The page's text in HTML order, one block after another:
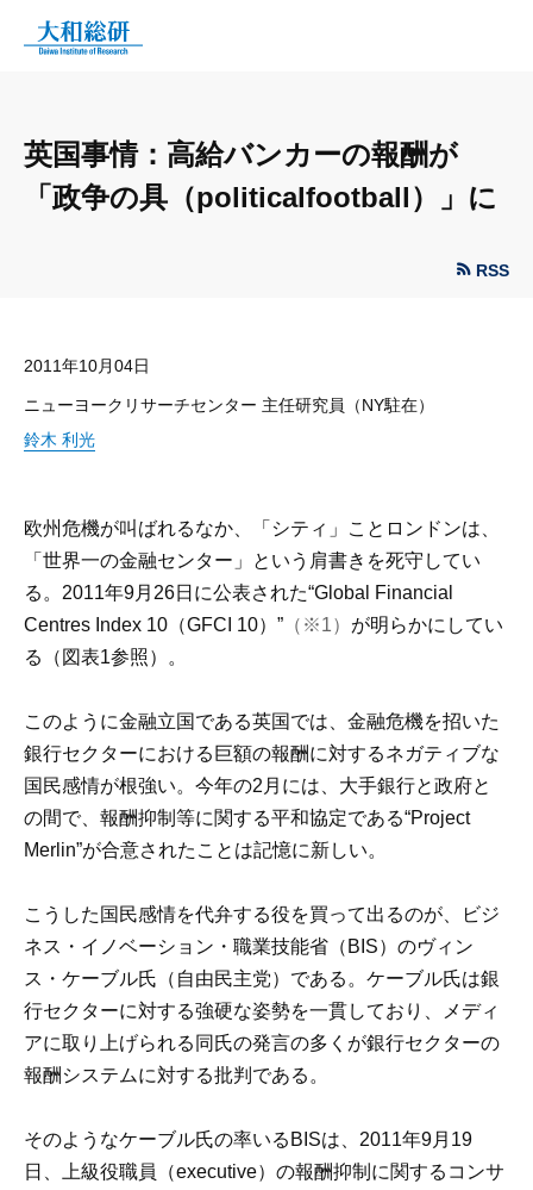
英国事情：高給バンカーの報酬が
「政争の具（politicalfootball）」に
RSS
2011年10月04日
ニューヨークリサーチセンター 主任研究員（NY駐在）
鈴木 利光
欧州危機が叫ばれるなか、「シティ」ことロンドンは、
「世界一の金融センター」という肩書きを死守してい
る。2011年9月26日に公表された“Global Financial
Centres Index 10（GFCI 10）” （※1） が明らかにしてい
る（図表1参照）。
このように金融立国である英国では、金融危機を招いた
銀行セクターにおける巨額の報酬に対するネガティブな
国民感情が根強い。今年の2月には、大手銀行と政府と
の間で、報酬抑制等に関する平和協定である“Project
Merlin”が合意されたことは記憶に新しい。
こうした国民感情を代弁する役を買って出るのが、ビジ
ネス・イノベーション・職業技能省（BIS）のヴィン
ス・ケーブル氏（自由民主党）である。ケーブル氏は銀
行セクターに対する強硬な姿勢を一貫しており、メディ
アに取り上げられる同氏の発言の多くが銀行セクターの
報酬システムに対する批判である。
そのようなケーブル氏の率いるBISは、2011年9月19
日、上級役職員（executive）の報酬抑制に関するコンサ